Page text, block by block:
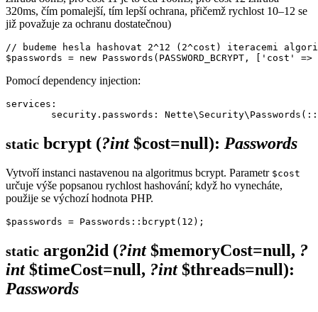
320ms, čím pomalejší, tím lepší ochrana, přičemž rychlost 10–12 se
již považuje za ochranu dostatečnou)
// budeme hesla hashovat 2^12 (2^cost) iteracemi
Pomocí dependency injection:
services:
static bcrypt (?int$cost=null): Passwords
Vytvoří instanci nastavenou na algoritmus bcrypt. Parametr $cost
určuje výše popsanou rychlost hashování; když ho vynecháte,
použije se výchozí hodnota PHP.
static argon2id (?int$memoryCost=null, ?
int$timeCost=null, ?int$threads=null):
Passwords